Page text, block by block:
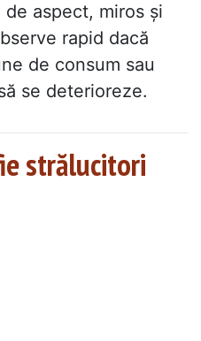
aspect, miros și
rapid dacă
de consum sau
se deterioreze.
strălucitori